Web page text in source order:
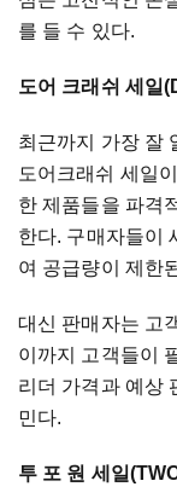
를 들 수 있다.
도어 크래쉬 세일
최근까지 가장 잘
도어크래쉬 세일
한 제품들을 파격
한다. 구매자들이
여 공급량이 제한
대신 판매자는 고
이까지 고객들이
리더 가격과 예상
민다.
투 포 원 세일